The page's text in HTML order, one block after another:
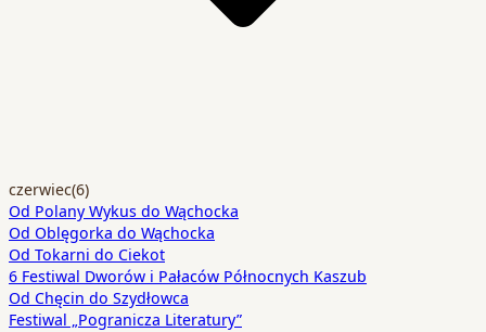
czerwiec(6)
Od Polany Wykus do Wąchocka
Od Oblęgorka do Wąchocka
Od Tokarni do Ciekot
6 Festiwal Dworów i Pałaców Północnych Kaszub
Od Chęcin do Szydłowca
Festiwal „Pogranicza Literatury”